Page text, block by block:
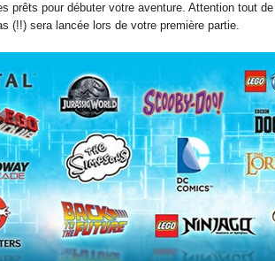
prêts pour débuter votre aventure. Attention tout
(!!) sera lancée lors de votre première partie.